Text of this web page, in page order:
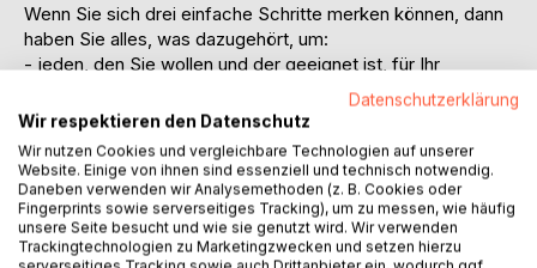
Wenn Sie sich drei einfache Schritte merken können, dann
haben Sie alles, was dazugehört, um:
- jeden, den Sie wollen und der geeignet ist, für Ihr
Geschäft zu gewinnen, viele neue Geschäftspartner
innerhalb kürzester Zeit einzuschreiben.
- schnell einen Haufen Geld zu verdienen, Ihr Network-
Marketing innerhalb weniger Monate zum Hauptberuf mit
Top-Einkommen zu machen.
REKRU-TIER gibt Ihnen mit diesem Buch die einmalige
Datenschutzerklärung
Wir respektieren den Datenschutz
Wir nutzen Cookies und vergleichbare Technologien auf unserer
Website. Einige von ihnen sind essenziell und technisch notwendig.
Daneben verwenden wir Analysemethoden (z. B. Cookies oder
Fingerprints sowie serverseitiges Tracking), um zu messen, wie häufig
unsere Seite besucht und wie sie genutzt wird. Wir verwenden
Trackingtechnologien zu Marketingzwecken und setzen hierzu